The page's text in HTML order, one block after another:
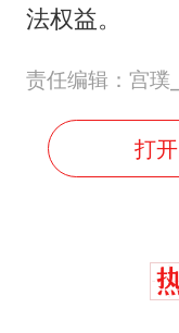
法权益。
责任编辑：宫璞
打